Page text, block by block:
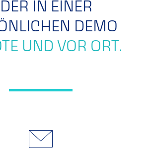
IN EINER
DEMO
UND VOR ORT.